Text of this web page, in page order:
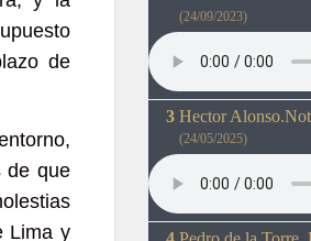
de
de que
Lima y
(24/09/2023)
Hector
(24/05/2025)